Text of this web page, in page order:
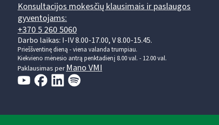
Konsultacijos mokesčių klausimais ir paslaugos
gyventojams:
+370 5 260 5060
Darbo laikas: I-IV 8.00-17.00, V 8.00-15.45.
Prieššventinę dieną - viena valanda trumpiau.
Kiekvieno mėnesio antrą penktadienį 8.00 val. - 12.00 val.
Paklausimas perMano VMI